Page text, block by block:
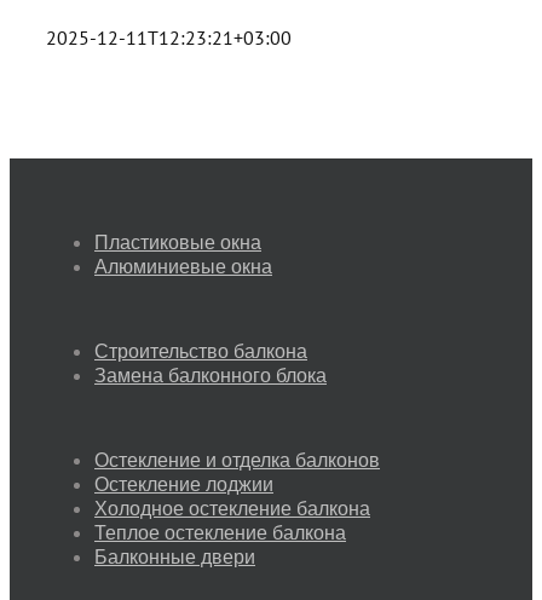
2025-12-11T12:23:21+03:00
Пластиковые окна
Алюминиевые окна
Строительство балкона
Замена балконного блока
Остекление и отделка балконов
Остекление лоджии
Холодное остекление балкона
Теплое остекление балкона
Балконные двери